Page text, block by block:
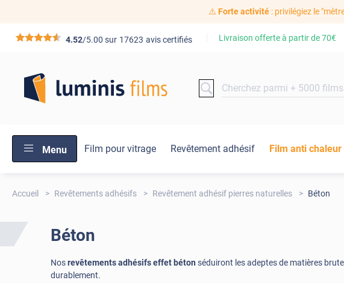
⚠️ Forte activité: privilégiez le
*****4.52/5.00 sur 17623 avis certifiés Livraison offerte à partir de70€
Menu Film pour vitrage Revêtement adhésif Film anti chaleur
Accueil Revêtements adhésifs Revêtement adhésif pierres naturelles Béton
Béton
Nosrevêtements adhésifs effet béton séduiront les adeptes de matières
durablement.